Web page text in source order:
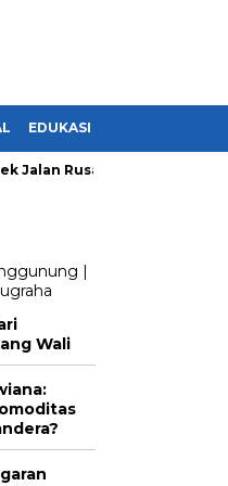
EDUKASI
Rusak di Lampung,
Wali